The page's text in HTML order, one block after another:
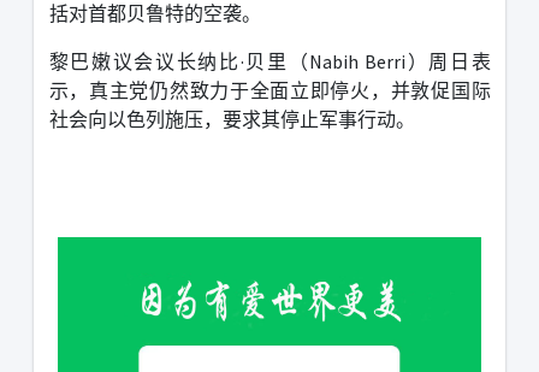
括对首都贝鲁特的空袭。
黎巴嫩议会议长纳比·贝里（Nabih Berri ）周日表
示，真主党仍然致力于全面立即停火，并敦促国际
社会向以色列施压，要求其停止军事行动。